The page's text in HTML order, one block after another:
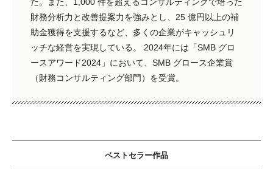
財務分析力と改善提案力を強みとし、25 億円以上の補
助金獲得を支援するなど、多くの企業がキャッシュリ
ッチな経営を実現している。 2024年には「SMB グロ
ースアワード2024」において、SMB グロース企業賞
（財務コンサルティング部門）を受賞。
ベストセラー作品